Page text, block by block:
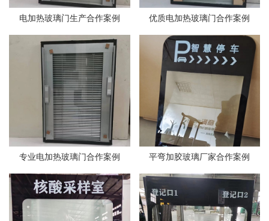
电加热玻璃门生产合作案例 优质电加热玻璃门合作案例
专业电加热玻璃门合作案例 平弯加胶玻璃厂家合作案例